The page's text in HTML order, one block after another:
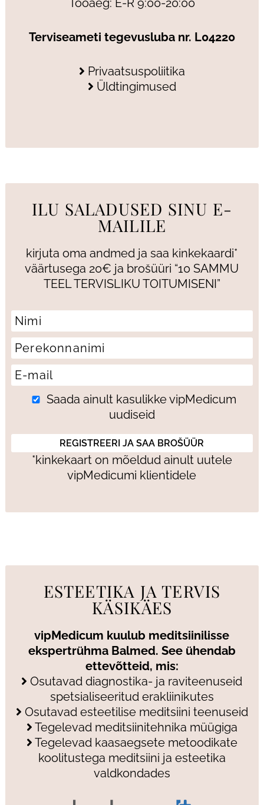
Tööaeg: E-R 9:00-20:00
Terviseameti tegevusluba nr. L04220
Privaatsuspoliitika
Üldtingimused
ILU SALADUSED SINU E-
MAILILE
kirjuta oma andmed ja saa kinkekaardi*
väärtusega 20€ ja brošüüri “10 SAMMU
TEEL TERVISLIKU TOITUMISENI”
Saada ainult kasulikke vipMedicum
uudiseid
*kinkekaart on mõeldud ainult uutele
vipMedicumi klientidele
ESTEETIKA JA TERVIS
KÄSIKÄES
vipMedicum kuulub meditsiinilisse
ekspertrühma Balmed. See ühendab
ettevõtteid, mis:
Osutavad diagnostika- ja raviteenuseid
spetsialiseeritud erakliinikutes
Osutavad esteetilise meditsiini teenuseid
Tegelevad meditsiinitehnika müügiga
Tegelevad kaasaegsete metoodikate
koolitustega meditsiini ja esteetika
valdkondades